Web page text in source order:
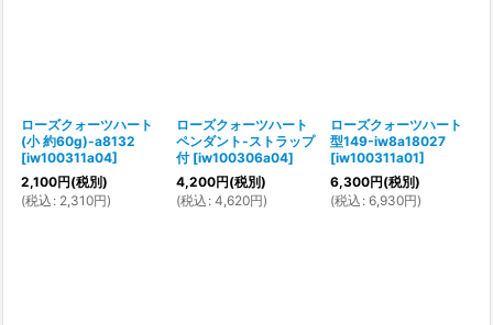
ローズクォーツハート
(小 約60g)-a8132
[iw100311a04]
2,100円(税別)
(税込 : 2,310円)
ローズクォーツハート
ペンダント-ストラップ
付 [iw100306a04]
4,200円(税別)
(税込 : 4,620円)
ローズクォーツハート
型149-iw8a18027
[iw100311a01]
6,300円(税別)
(税込 : 6,930円)